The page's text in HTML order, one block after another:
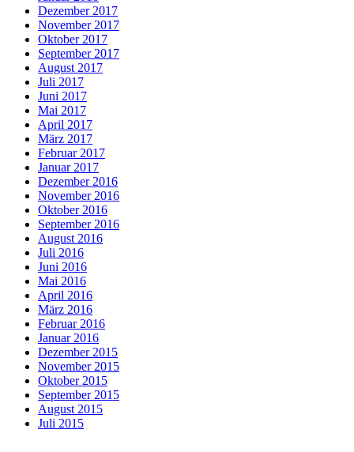
Dezember 2017
November 2017
Oktober 2017
September 2017
August 2017
Juli 2017
Juni 2017
Mai 2017
April 2017
März 2017
Februar 2017
Januar 2017
Dezember 2016
November 2016
Oktober 2016
September 2016
August 2016
Juli 2016
Juni 2016
Mai 2016
April 2016
März 2016
Februar 2016
Januar 2016
Dezember 2015
November 2015
Oktober 2015
September 2015
August 2015
Juli 2015